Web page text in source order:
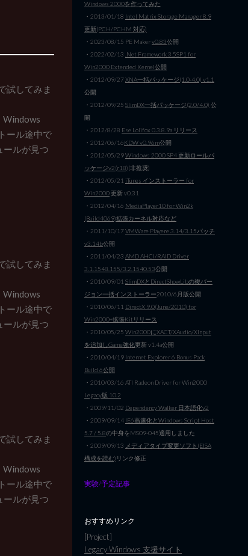
試してみま
Windows
ール途中で
ールが見つ
試してみま
Windows
ール途中で
ールが見つ
試してみま
Windows
ール途中で
ールが見つ
Windows 2000を作ってみた
・2013/01/18 Intel Matrix Storage Manager 8.9
更新(PCH/PCHM 対応)
・2023/08/15 PE Makerv0.83公開
・2022/02/13 .Net Framework 3.5SP1 for
Win2000 Extended Kernel公開
・2012/09/27XNA一括パッケージ(1.0-4.0) v1.1
公開
・2012/09/25 SlimDX一括パッケージ(2.0/4.0) 公
開
・2012/8/28 Ese Lolifox 0.3.8.9a リリース
・2012/06/16KDW v0.96m公開
・2012/05/29Windows 2000 SP4 更新ロールパ
ッケージv2(r18)(非推奨)
・2012/05/21 iTunes インストーラー for
Win2000更新 v0.31
・2012/04/16 MediaPlayer10 for Win2k
(Build4069)拡張カーネル対応など
・2011/10/17VMWare Playere 3.14/3.15パッチ
v3.14b公開
・2011/04/23 AMD AHCI/RAID Driver
3.1.1548.155/3.2.1540.53公開
・2010/09/01 SlimDXとDirectShowLibの複バー
ジョン一括インストーラー2010/6月版公開
・2010/06/11 DirectX 9.0(June/2010) for
Win2000+拡張Kitリリース
・2010/05/25 Win2000にXACT/XAudio/XInput
を追加しGame強化更新 v1.4a公開
・2010/04/19 Internet Explorer 6 Bonus Pack
Build 6公開
・2010/03/16 ATI Radeon Driver for Win2000
Legacy版 10.2
・2009/11/02 Dependency Walker 日本語化v2
・2009/09/14 IE6高速化とWindows Script Host
5.7 / 5.8の中身をMS09-045適用しました
・2009/09/13 メディアタイプ変更ソフト(EISA
構成を読む) リンク修正
実験/予定記事
おすすめリンク
[Project]
Legacy Windows 支援サイト